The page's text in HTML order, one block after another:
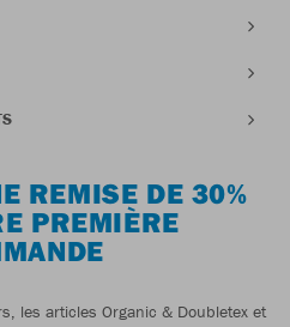
REMISE DE 30%
PREMIÈRE
les articles Organic & Doubletex et